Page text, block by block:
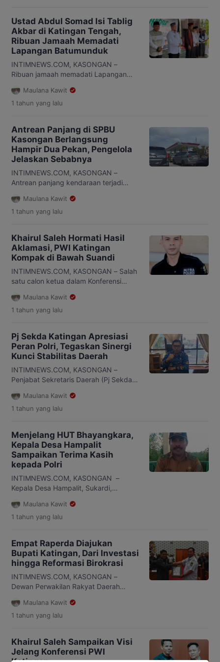
Ustad Abdul Somad Isi Tablig
Akbar di Katingan Tengah,
Ribuan Jamaah Memadati
Lapangan Batumunduk
INTIMNEWS.COM, KASONGAN –
Ribuan jamaah memadati Lapangan
Kahayan, Kecamatan Katingan Tengah,
Sabtu (21/6/2025), dalam rangka
menjadi magnet kehadiran masyarakat,
tak hanya dari Tumbang Samba, tetapi
juga dari wilayah lain di Kabupaten
Katingan. Tablig Akbar ini berlangsung
khidmat dan meriah. Masyarakat
terlihat antusias […]
Maulana Kawit
1 tahun yang lalu
Antrean Panjang di SPBU
Kasongan Berlangsung
Hampir Dua Pekan, Pengelola
Jelaskan Sebabnya
INTIMNEWS.COM, KASONGAN –
Antrean panjang kendaraan terjadi
PT Insan Mulia Raya, Kasongan,
Kabupaten Katingan, Kalimantan
terakhir. Setiap hari, pengendara
terlihat datang sejak pagi hari agar
mendapat giliran lebih awal. Antrean
kendaraan mulai dari sepeda motor,
mobil pribadi, hingga truk barang
Maulana Kawit
1 tahun yang lalu
Khairul Saleh Hormati Hasil
Aklamasi, PWI Katingan
Kompak di Bawah Suandi
INTIMNEWS.COM, KASONGAN – Salah
satu calon ketua dalam Konferensi
Kabupaten Katingan 2025–2028,
Khairul Saleh, menyampaikan ucapan
secara aklamasi. Khairul yang sempat
menjadi rival dalam konfrensi tersebut
menunjukkan sikap sportif. Ia
menyampaikan harapan agar
kepemimpinan baru di bawah Suandi,
Maulana Kawit
1 tahun yang lalu
Pj Sekda Katingan Apresiasi
Peran Polri, Tegaskan Sinergi
Kunci Stabilitas Daerah
INTIMNEWS.COM, KASONGAN –
Penjabat Sekretaris Daerah (Pj Sekda)
menyampaikan apresiasi atas kinerja
Kepolisian Republik Indonesia (Polri)
menjaga stabilitas daerah tak lepas dari
peran aktif dan profesionalisme aparat
kepolisian. Menurut Deddy, kehadiran
Polri di tengah masyarakat bukan
hanya simbol keamanan, tetapi juga
mitra strategis […]
Maulana Kawit
1 tahun yang lalu
Menjelang HUT Bhayangkara,
Kepala Desa Hampalit
Sampaikan Terima Kasih
kepada Polri
INTIMNEWS.COM, KASONGAN –
Kepala Desa Hampalit, Sukardi,
Kepolisian Republik Indonesia yang
dinilainya telah bekerja maksimal
menjelang peringatan Hari
Bhayangkara ke-79. Sukardi mengaku
bahwa peran Polri terasa nyata di
tengah masyarakat. Ia menyebut polisi
tidak hanya menjalankan tugas formal,
sosial […]
Maulana Kawit
1 tahun yang lalu
Empat Raperda Diajukan
Bupati Katingan, Dari Investasi
hingga Reformasi Birokrasi
INTIMNEWS.COM, KASONGAN –
Dewan Perwakilan Rakyat Daerah
menggelar sidang paripurna ke I masa
sidang III Tahun 2025. Sidang kali ini
rancangan peraturan daerah
(Raperda). Empat rancangan peraturan
Maulana Kawit
1 tahun yang lalu
Khairul Saleh Sampaikan Visi
Jelang Konferensi PWI